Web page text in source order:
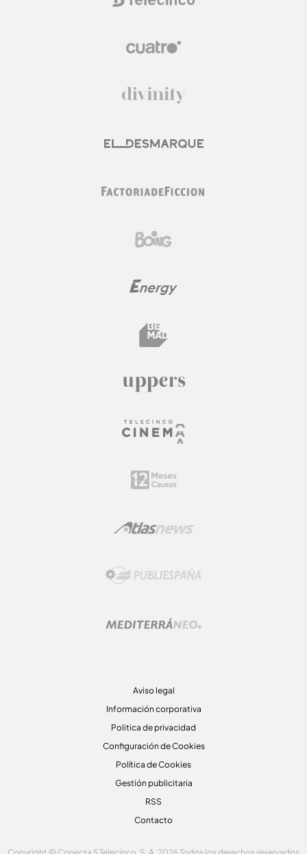
Aviso legal
Información corporativa
Politica de privacidad
Configuración de Cookies
Política de Cookies
Gestión publicitaria
RSS
Contacto